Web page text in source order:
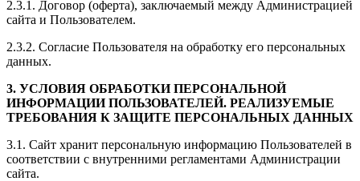
2.3.1. Договор (оферта), заключаемый между Администрацией
сайта и Пользователем.
2.3.2. Согласие Пользователя на обработку его персональных
данных.
3. УСЛОВИЯ ОБРАБОТКИ ПЕРСОНАЛЬНОЙ
ИНФОРМАЦИИ ПОЛЬЗОВАТЕЛЕЙ. РЕАЛИЗУЕМЫЕ
ТРЕБОВАНИЯ К ЗАЩИТЕ ПЕРСОНАЛЬНЫХ ДАННЫХ
3.1. Сайт хранит персональную информацию Пользователей в
соответствии с внутренними регламентами Администрации
сайта.